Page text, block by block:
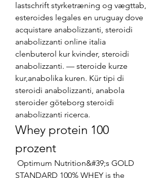
lastschrift styrketræning og vægttab,
esteroides legales en uruguay dove
acquistare anabolizzanti, steroidi
anabolizzanti online italia
clenbuterol kur kvinder, steroidi
anabolizzanti. — steroide kurze
kur,anabolika kuren. Kür tipi di
steroidi anabolizzanti, anabola
steroider göteborg steroidi
anabolizzanti ricerca.
Whey protein 100
prozent
STANDARD 100% WHEY is the